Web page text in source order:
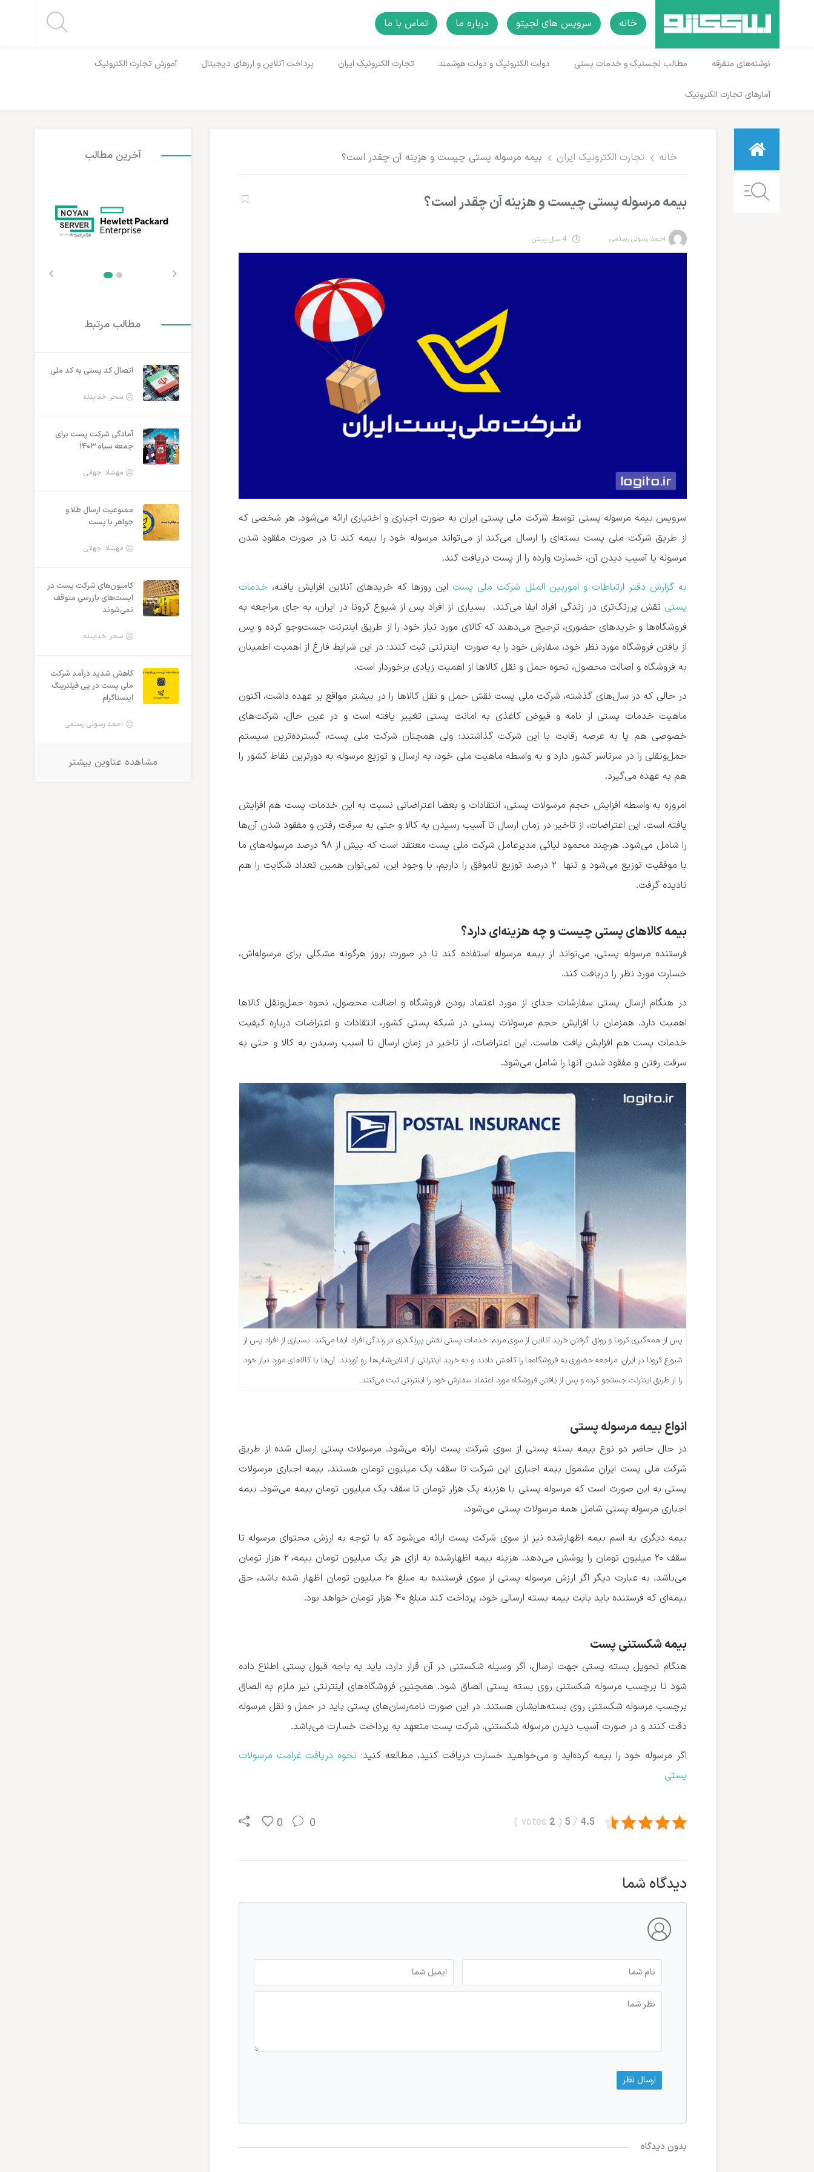
خانه سرویس های لجیتو درباره ما تماس با ما
نوشته‌های متفرقه مطالب لجستیک و خدمات پستی دولت الکترونیک و دولت هوشمند تجارت الکترونیک ایران پرداخت آنلاین و ارزهای دیجیتال آموزش تجارت الکترونیک
آمارهای تجارت الکترونیک
خانه تجارت الکترونیک ایران بیمه مرسوله پستی چیست و هزینه آن چقدر است؟
بیمه مرسوله پستی چیست و هزینه آن چقدر است؟
احمد رسولی رستمی
سرویس بیمه مرسوله پستی توسط شرکت ملی پستی ایران به صورت اجباری و اختیاری ارائه می‌شود. هر شخصی که
از طریق شرکت ملی پست بسته‌ای را ارسال می‌کند از می‌تواند مرسوله خود را بیمه کند تا در صورت مفقود شدن
مرسوله یا آسیب دیدن آن، خسارت وارده را از پست دریافت کند.
به گزارش دفتر ارتباطات و اموربین الملل شرکت ملی پست این روزها که خریدهای آنلاین افزایش یافته، خدمات
پستی نقش پررنگ‌تری در زندگی افراد ایفا می‌کند. بسیاری از افراد پس از شیوع کرونا در ایران، به جای مراجعه به
فروشگاه‌ها و خریدهای حضوری، ترجیح می‌دهند که کالای مورد نیاز خود را از طریق اینترنت جست‌وجو کرده و پس
از یافتن فروشگاه مورد نظر خود، سفارش خود را به صورت اینترنتی ثبت کنند؛ در این شرایط فارغ از اهمیت اطمینان
به فروشگاه و اصالت محصول، نحوه حمل و نقل کالاها از اهمیت زیادی برخوردار است.
در حالی که در سال‌های گذشته، شرکت ملی پست نقش حمل و نقل کالاها را در بیشتر مواقع بر عهده داشت، اکنون
ماهیت خدمات پستی از نامه و قبوض کاغذی به امانت پستی تغییر یافته است و در عین حال، شرکت‌های
خصوصی هم پا به عرصه رقابت با این شرکت گذاشتند؛ ولی همچنان شرکت ملی پست، گسترده‌ترین سیستم
حمل‌ونقلی را در سرتاسر کشور دارد و به واسطه ماهیت ملی خود، به ارسال و توزیع مرسوله به دورترین نقاط کشور را
هم به عهده می‌گیرد.
امروزه به واسطه افزایش حجم مرسولات پستی، انتقادات و بعضا اعتراضاتی نسبت به این خدمات پست هم افزایش
یافته است. این اعتراضات، از تاخیر در زمان ارسال تا آسیب رسیدن به کالا و حتی به سرقت رفتن و مفقود شدن آن‌ها
را شامل می‌شود. هرچند محمود لیائی مدیرعامل شرکت ملی پست معتقد است که بیش از ۹۸ درصد مرسوله‌های ما
با موفقیت‌ توزیع می‌شود و تنها ۲ درصد توزیع ناموفق را داریم، با وجود این، نمی‌توان همین تعداد شکایت را هم
نادیده گرفت.
بیمه کالاهای پستی چیست و چه هزینه‌ای دارد؟
فرستنده مرسوله پستی، می‌تواند از بیمه مرسوله استفاده کند تا در صورت بروز هرگونه مشکلی برای مرسوله‌اش،
خسارت مورد نظر را دریافت کند.
در هنگام ارسال پستی سفارشات جدای از مورد اعتماد بودن فروشگاه و اصالت محصول، نحوه حمل‌ونقل کالاها
اهمیت دارد. همزمان با افزایش حجم مرسولات پستی در شبکه پستی کشور، انتقادات و اعتراضات درباره کیفیت
خدمات پست هم افزایش یافت هاست. این اعتراضات، از تاخیر در زمان ارسال تا آسیب رسیدن به کالا و حتی به
سرقت رفتن و مفقود شدن آنها را شامل می‌شود.
پس از همه‌گیری کرونا و رونق گرفتن خرید آنلاین از سوی مردم، خدمات پستی نقش پررنگ‌تری در زندگی افراد ایفا می‌کند. بسیاری از افراد پس از
شیوع کرونا در ایران، مراجعه حضوری به فروشگاه‌ها را کاهش دادند و به خرید اینترنتی از آنلاین‌شاپ‌ها رو آوردند. آن‌ها با کالاهای مورد نیاز خود
را از طریق اینترنت جستجو کرده و پس از یافتن فروشگاه مورد اعتماد سفارش خود را اینترنتی ثبت می‌کنند.
انواع بیمه مرسوله پستی
در حال حاضر دو نوع بیمه بسته پستی از سوی شرکت پست ارائه می‌شود. مرسولات پستی ارسال شده از طریق
شرکت ملی پست ایران مشمول بیمه اجباری این شرکت تا سقف یک میلیون تومان هستند. بیمه اجباری مرسولات
پستی به این صورت است که مرسوله پستی با هزینه یک هزار تومان تا سقف یک میلیون تومان بیمه می‌شود. بیمه
اجباری مرسوله پستی شامل همه مرسولات پستی می‌شود.
بیمه دیگری به اسم بیمه اظهارشده نیز از سوی شرکت پست ارائه می‌شود که با توجه به ارزش محتوای مرسوله تا
سقف ۲۰ میلیون تومان را پوشش می‌دهد. هزینه بیمه اظهارشده به ازای هر یک میلیون تومان بیمه، ۲ هزار تومان
می‌باشد. به عبارت دیگر اگر ارزش مرسوله پستی از سوی فرستنده به مبلغ ۲۰ میلیون تومان اظهار شده باشد، حق
بیمه‌ای که فرستنده باید بابت بیمه بسته ارسالی خود، پرداخت کند مبلغ ۴۰ هزار تومان خواهد بود.
بیمه شکستنی پست
هنگام تحویل بسته پستی جهت ارسال، اگر وسیله شکستنی در آن قرار دارد، باید به باجه قبول پستی اطلاع داده
شود تا برچسب مرسوله شکستنی روی بسته پستی الصاق شود. همچنین فروشگاه‌های اینترنتی نیز ملزم به الصاق
برچسب مرسوله شکستنی روی بسته‌هایشان هستند. در این صورت نامه‌رسان‌های پستی باید در حمل و نقل مرسوله
دقت کنند و در صورت آسیب دیدن مرسوله شکستنی، شرکت پست متعهد به پرداخت خسارت می‌باشد.
اگر مرسوله خود را بیمه کرده‌اید و می‌خواهید خسارت دریافت کنید، مطالعه کنید: نحوه دریافت غرامت مرسولات
پستی
4.5
/
5
(
2
votes
)
0 0
دیدگاه شما
بدون دیدگاه
آخرین مطالب
مطالب مرتبط
اتصال کد پستی به کد ملی
سحر خدابنده
آمادگی شرکت پست برای
جمعه سیاه ۱۴۰۳
مهشاد جهانی
ممنوعیت ارسال طلا و
جواهر با پست
مهشاد جهانی
کامیون‌های شرکت پست در
ایست‌های بازرسی متوقف
نمی‌شوند
سحر خدابنده
کاهش شدید درآمد شرکت
ملی پست در پی فیلترینگ
اینستاگرام
احمد رسولی رستمی
مشاهده عناوین بیشتر